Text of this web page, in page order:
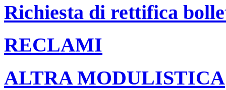
Richiesta di rettifica
RECLAMI
ALTRA MODULISTICA